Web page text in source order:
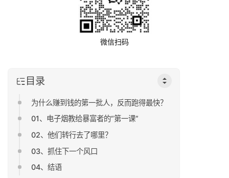
微信扫码
目录
为什么赚到钱的第一批人，反而跑得最快？
01、电子烟教给暴富者的“第一课”
02、他们转行去了哪里？
03、抓住下一个风口
04、结语